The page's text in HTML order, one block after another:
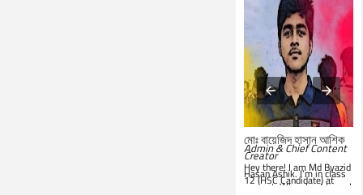
মোঃ বায়েজিদ হাসান আশিক
Admin & Chief Content
Creator
Hey there! I am Md Byazid
Hasan Ashik. I’m in class
12 (HSC Candidate) at
present. When I get time, I